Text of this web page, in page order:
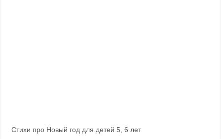
Стихи про Новый год для детей 5, 6 лет